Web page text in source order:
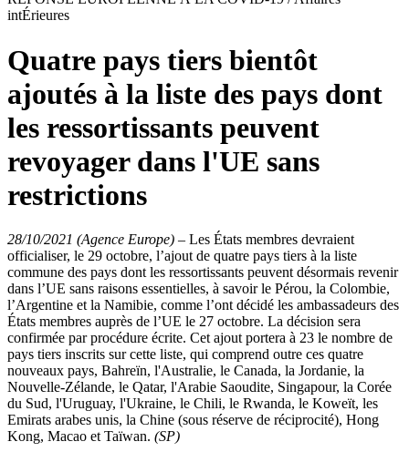
intÉrieures
Quatre pays tiers bientôt
ajoutés à la liste des pays dont
les ressortissants peuvent
revoyager dans l'UE sans
restrictions
28/10/2021 (Agence Europe) – Les États membres devraient
officialiser, le 29 octobre, l’ajout de quatre pays tiers à la liste
commune des pays dont les ressortissants peuvent désormais revenir
dans l’UE sans raisons essentielles, à savoir le Pérou, la Colombie,
l’Argentine et la Namibie, comme l’ont décidé les ambassadeurs des
États membres auprès de l’UE le 27 octobre. La décision sera
confirmée par procédure écrite. Cet ajout portera à 23 le nombre de
pays tiers inscrits sur cette liste, qui comprend outre ces quatre
nouveaux pays, Bahreïn, l'Australie, le Canada, la Jordanie, la
Nouvelle-Zélande, le Qatar, l'Arabie Saoudite, Singapour, la Corée
du Sud, l'Uruguay, l'Ukraine, le Chili, le Rwanda, le Koweït, les
Emirats arabes unis, la Chine (sous réserve de réciprocité), Hong
Kong, Macao et Taïwan. (SP)